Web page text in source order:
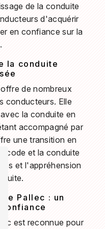
de la conduite
d'acquérir
en confiance sur la
la conduite
de nombreux
conducteurs. Elle
la conduite en
accompagné par
une transition en
code et la conduite
et l'appréhension
Pallec : un
est reconnue pour